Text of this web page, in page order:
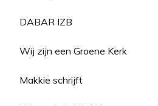
DABAR IZB
Wij zijn een Groene Kerk
Makkie schrijft